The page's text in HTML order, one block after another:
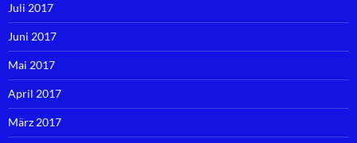
Juli 2017
Juni 2017
Mai 2017
April 2017
März 2017